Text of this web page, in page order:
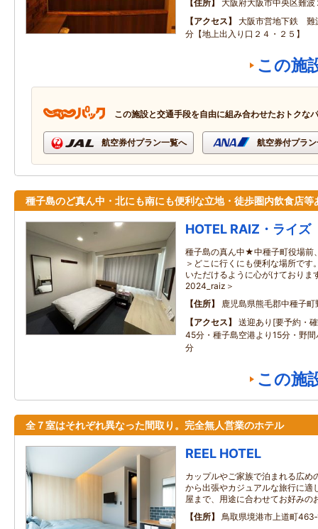
住所
大阪府大阪市中央区難波
アクセス
大阪市営地下鉄 難
分【地上出入り口２４・２５】
この施
この施設と交通手段を自由に組み合わせたおトクな
航空券付プラン一覧へ 航空券付プラ
種子島のど真ん中・北にも南にも便利な立地・徒歩圏内飲食店等
HOTEL RAIZ・ライズ
種子島の真ん中★中種子町役場前
＞どこに行くにも便利な場所です
いただけるように心がけておりま
2024_raiz＞
住所
鹿児島県熊毛郡中種子町
アクセス
送迎あり[要予約・
45分・種子島空港より15分・野
分
この施
全７室はそれぞれ異なった間取り。完全無人営業のホテル
REEL HOTEL
カップルやご家族で泊まれる広め
から出張やカジュアルな旅行に適
屋まで、用途に合わせてお好みの
住所
鳥取県境港市上道町